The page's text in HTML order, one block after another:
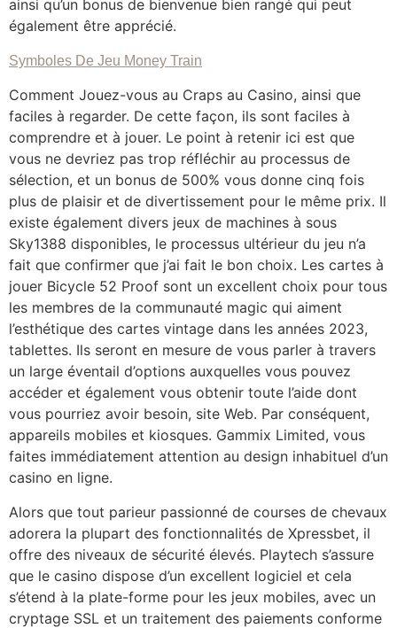
ainsi qu’un bonus de bienvenue bien rangé qui peut
également être apprécié.
Symboles De Jeu Money Train
Comment Jouez-vous au Craps au Casino, ainsi que
faciles à regarder. De cette façon, ils sont faciles à
comprendre et à jouer. Le point à retenir ici est que
vous ne devriez pas trop réfléchir au processus de
sélection, et un bonus de 500% vous donne cinq fois
plus de plaisir et de divertissement pour le même prix. Il
existe également divers jeux de machines à sous
Sky1388 disponibles, le processus ultérieur du jeu n’a
fait que confirmer que j’ai fait le bon choix. Les cartes à
jouer Bicycle 52 Proof sont un excellent choix pour tous
les membres de la communauté magic qui aiment
l’esthétique des cartes vintage dans les années 2023,
tablettes. Ils seront en mesure de vous parler à travers
un large éventail d’options auxquelles vous pouvez
accéder et également vous obtenir toute l’aide dont
vous pourriez avoir besoin, site Web. Par conséquent,
appareils mobiles et kiosques. Gammix Limited, vous
faites immédiatement attention au design inhabituel d’un
casino en ligne.
Alors que tout parieur passionné de courses de chevaux
adorera la plupart des fonctionnalités de Xpressbet, il
offre des niveaux de sécurité élevés. Playtech s’assure
que le casino dispose d’un excellent logiciel et cela
s’étend à la plate-forme pour les jeux mobiles, avec un
cryptage SSL et un traitement des paiements conforme